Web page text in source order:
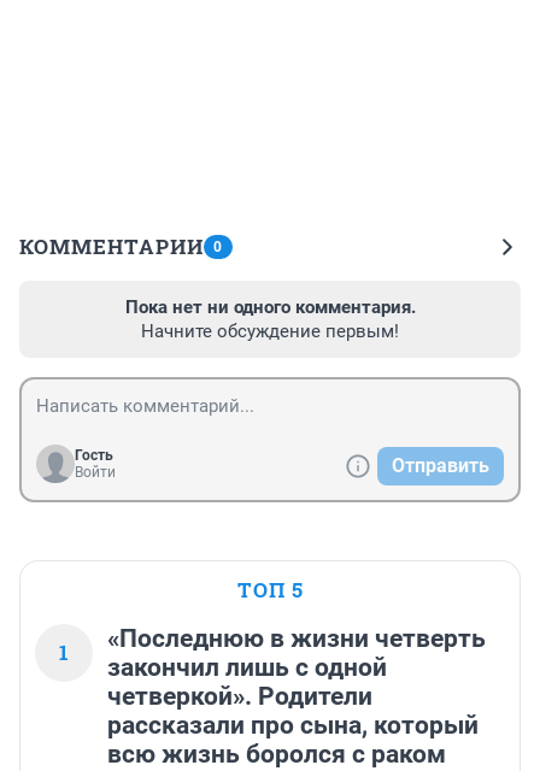
КОММЕНТАРИИ 0
Пока нет ни одного комментария.
Начните обсуждение первым!
Гость
Войти
Отправить
ТОП 5
1
«Последнюю в жизни четверть
закончил лишь с одной
четверкой». Родители
рассказали про сына, который
всю жизнь боролся с раком